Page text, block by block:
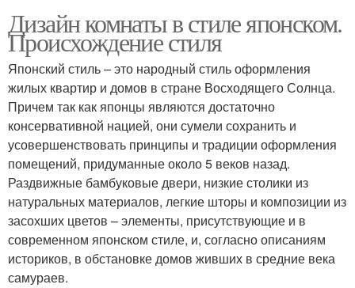
Дизайн комнаты в стиле японском.
Происхождение стиля
Японский стиль – это народный стиль оформления
жилых квартир и домов в стране Восходящего Солнца.
Причем так как японцы являются достаточно
консервативной нацией, они сумели сохранить и
усовершенствовать принципы и традиции оформления
помещений, придуманные около 5 веков назад.
Раздвижные бамбуковые двери, низкие столики из
натуральных материалов, легкие шторы и композиции из
засохших цветов – элементы, присутствующие и в
современном японском стиле, и, согласно описаниям
историков, в обстановке домов живших в средние века
самураев.